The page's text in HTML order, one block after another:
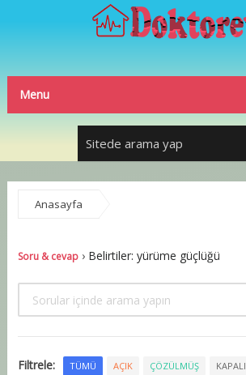
Menu
Anasayfa
Soru & cevap› Belirtiler: yürüme güçlüğü
Filtrele: TÜMÜ AÇIK ÇÖZÜLMÜŞ KAPALI